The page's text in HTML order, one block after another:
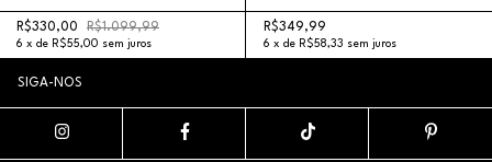
R$330,00 R$1.099,99
6 x de R$55,00 sem juros
R$349,99
6 x de R$58,33 sem juros
SIGA-NOS